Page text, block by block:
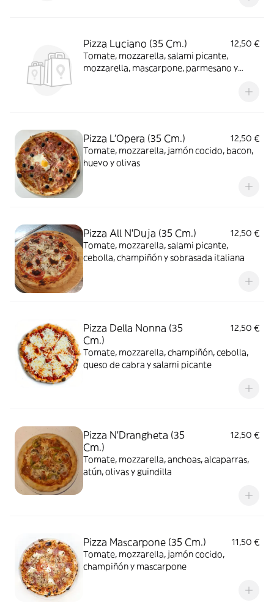
Pizza Luciano (35 Cm.)
12,50 €
Tomate, mozzarella, salami picante,
mozzarella, mascarpone, parmesano y
Pizza L'Opera (35 Cm.)
12,50 €
Tomate, mozzarella, jamón cocido, bacon,
huevo y olivas
Pizza All N'Duja (35 Cm.)
12,50 €
Tomate, mozzarella, salami picante,
cebolla, champiñón y sobrasada italiana
Pizza Della Nonna (35
Cm.)
12,50 €
Tomate, mozzarella, champiñón, cebolla,
queso de cabra y salami picante
Pizza N'Drangheta (35
Cm.)
12,50 €
Tomate, mozzarella, anchoas, alcaparras,
atún, olivas y guindilla
Pizza Mascarpone (35 Cm.)
11,50 €
Tomate, mozzarella, jamón cocido,
champiñón y mascarpone